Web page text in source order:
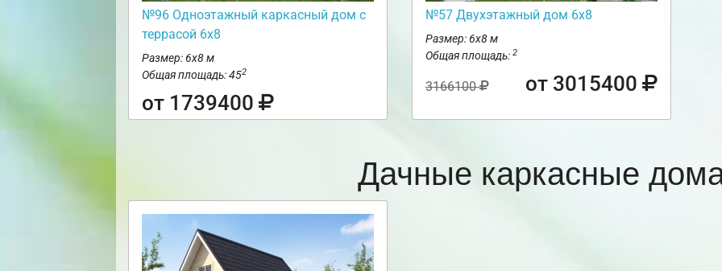
№96 Одноэтажный каркасный дом с
террасой 6х8
Размер: 6х8 м
Общая площадь: 452
от 1739400
№57 Двухэтажный дом 6х8
Размер: 6х8 м
Общая площадь: 2
3166100 от 3015400
Дачные каркасные